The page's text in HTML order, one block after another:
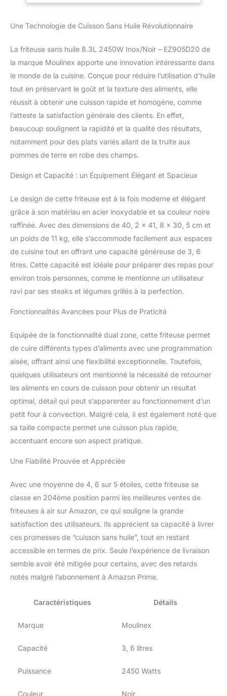
automatiques Fonction
Une Technologie de Cuisson Sans Huile Révolutionnaire
La friteuse sans huile 8.3L 2450W Inox/Noir – EZ905D20 de
la marque Moulinex apporte une innovation intéressante dans
le monde de la cuisine. Conçue pour réduire l’utilisation d’huile
tout en préservant le goût et la texture des aliments, elle
réussit à obtenir une cuisson rapide et homogène, comme
l’atteste la satisfaction générale des clients. En effet,
beaucoup soulignent la rapidité et la qualité des résultats,
notamment pour des plats variés allant de la truite aux
pommes de terre en robe des champs.
Design et Capacité : un Équipement Élégant et Spacieux
Le design de cette friteuse est à la fois moderne et élégant
grâce à son matériau en acier inoxydable et sa couleur noire
raffinée. Avec des dimensions de 40, 2 x 41, 8 x 30, 5 cm et
un poids de 11 kg, elle s’accommode facilement aux espaces
de cuisine tout en offrant une capacité généreuse de 3, 6
litres. Cette capacité est idéale pour préparer des repas pour
environ trois personnes, comme le mentionne un utilisateur
ravi par ses steaks et légumes grillés à la perfection.
Fonctionnalités Avancées pour Plus de Praticité
Equipée de la fonctionnalité dual zone, cette friteuse permet
de cuire différents types d’aliments avec une programmation
aisée, offrant ainsi une flexibilité exceptionnelle. Toutefois,
quelques utilisateurs ont mentionné la nécessité de retourner
les aliments en cours de cuisson pour obtenir un résultat
optimal, détail qui peut s’apparenter au fonctionnement d’un
petit four à convection. Malgré cela, iI est également noté que
sa taille compacte permet une cuisson plus rapide,
accentuant encore son aspect pratique.
Une Fiabilité Prouvée et Appréciée
Avec une moyenne de 4, 6 sur 5 étoiles, cette friteuse se
classe en 204ème position parmi les meilleures ventes de
friteuses à air sur Amazon, ce qui souligne la grande
satisfaction des utilisateurs. Ils apprécient sa capacité à livrer
ces promesses de “cuisson sans huile”, tout en restant
accessible en termes de prix. Seule l’expérience de livraison
semble avoir été mitigée pour certains, avec des retards
notés malgré l’abonnement à Amazon Prime.
Caractéristiques Détails
Marque Moulinex
Capacité 3, 6 litres
Puissance 2450 Watts
Couleur Noir